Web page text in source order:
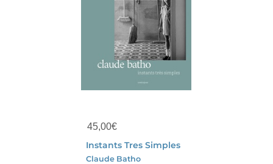
45,00€
Instants Tres Simples
Claude Batho